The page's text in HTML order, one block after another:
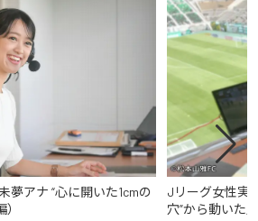
夢アナ “心に開いた1cmの
Jリーグ女性実
穴”から動いた